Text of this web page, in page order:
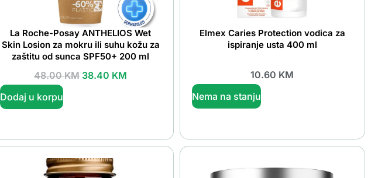
La Roche-Posay ANTHELIOS Wet
Skin Losion za mokru ili suhu kožu za
zaštitu od sunca SPF50+ 200 ml
48.00KM 38.40 KM
Dodaj u korpu
Elmex Caries Protection vodica za
ispiranje usta 400 ml
10.60 KM
Nema na stanju